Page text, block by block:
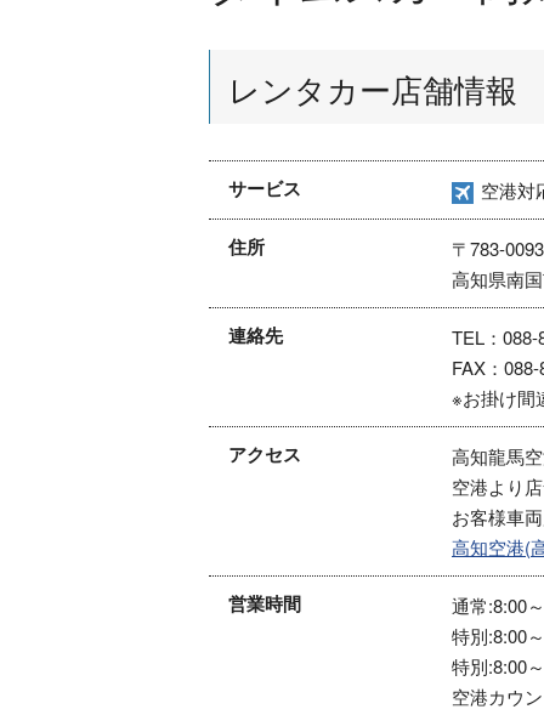
レンタカー店舗情報
サービス 空港対
住所
〒783-0093
高知県南
連絡先
TEL：088-
FAX：
※お掛け間
アクセス
高知龍馬
空港より
お客様車
高知空港(
営業時間
通常:8:00
特別:8:00
特別:8:00
空港カウ